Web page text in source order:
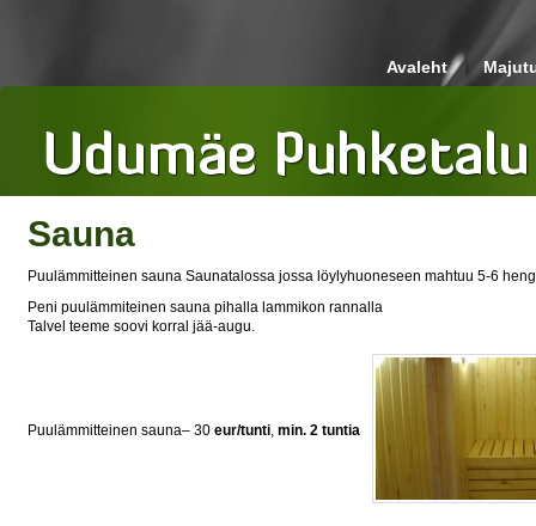
Avaleht
Sauna
Puulämmitteinen sauna Saunatalossa jossa löylyhuoneseen mahtuu 5-6
Peni puulämmiteinen sauna pihalla lammikon rannalla
Talvel teeme soovi korral jää-augu.
Puulämmitteinen sauna– 30 eur/tunti, min. 2 tuntia